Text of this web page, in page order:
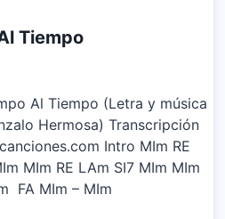
Tiempo
Al Tiempo (Letra y música
Hermosa) Transcripción
Intro MIm RE
MIm RE LAm SI7 MIm MIm
MIm FA MIm – MIm